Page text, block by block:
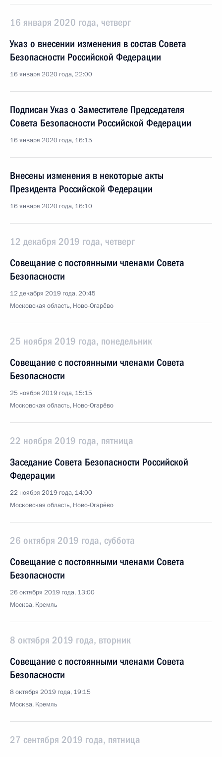
16 января 2020 года, четверг
Указ о внесении изменения в состав Совета
Безопасности Российской Федерации
16 января 2020 года, 22:00
Подписан Указ о Заместителе Председателя
Совета Безопасности Российской Федерации
16 января 2020 года, 16:15
Внесены изменения в некоторые акты
Президента Российской Федерации
16 января 2020 года, 16:10
12 декабря 2019 года, четверг
Совещание с постоянными членами Совета
Безопасности
12 декабря 2019 года, 20:45
Московская область, Ново-Огарёво
25 ноября 2019 года, понедельник
Совещание с постоянными членами Совета
Безопасности
25 ноября 2019 года, 15:15
Московская область, Ново-Огарёво
22 ноября 2019 года, пятница
Заседание Совета Безопасности Российской
Федерации
22 ноября 2019 года, 14:00
Московская область, Ново-Огарёво
26 октября 2019 года, суббота
Совещание с постоянными членами Совета
Безопасности
26 октября 2019 года, 13:00
Москва, Кремль
8 октября 2019 года, вторник
Совещание с постоянными членами Совета
Безопасности
8 октября 2019 года, 19:15
Москва, Кремль
27 сентября 2019 года, пятница